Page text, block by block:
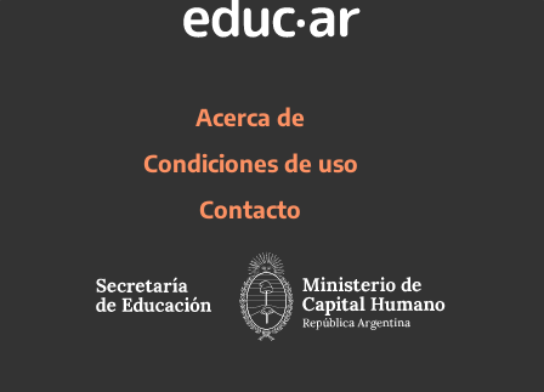
Acerca de
Condiciones de uso
Contacto